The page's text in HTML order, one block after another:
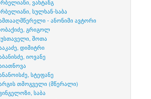
ვახტანგ
სულხან-საბა
- ანონიმი ავტორი
გრიგოლ
შოთა
დიმიტრი
იოვანე
სტეფანე
თმოგველი (მწერალი)
საბა